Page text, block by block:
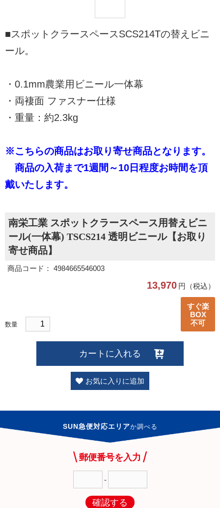
■スポットクラースペースSCS214Tの替えビニ
ール。
・0.1mm農業用ビニール一体幕
・両褄面 ファスナー仕様
・重量：約2.3kg
※こちらの商品はお取り寄せ商品となります。
商品の入荷まで1週間～10日程度お時間を頂
戴いたします。
南栄工業 スポットクラースペース用替えビニ
ール(一体幕) TSCS214 透明ビニール【お取り
寄せ商品】
商品コード： 4984665546003
13,970 円（税込）
数量
すぐ楽
BOX
不可
カートに入れる
お気に入りに追加
SUN急便対応エリアか調べる
郵便番号を入力
-
確認する